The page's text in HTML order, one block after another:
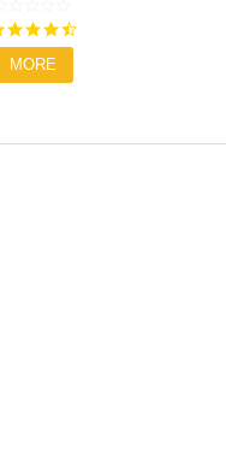
4.7
MORE